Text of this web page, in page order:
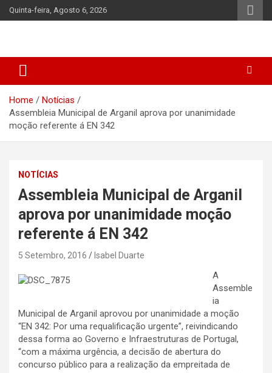
Skip
to
Quinta-feira, Agosto 6, 2026
Home
Notícias
Assembleia Municipal de Arganil aprova por unanimidade
moção referente á EN 342
NOTÍCIAS
Assembleia Municipal de Arganil
aprova por unanimidade moção
referente á EN 342
5 Setembro, 2016 Isabel Duarte
A
Assemble
ia
Municipal de Arganil aprovou por unanimidade a moção
“EN 342: Por uma requalificação urgente”, reivindicando
dessa forma ao Governo e Infraestruturas de Portugal,
“com a máxima urgência, a decisão de abertura do
concurso público para a realização da empreitada de